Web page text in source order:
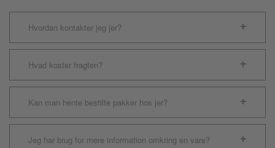
Hvordan kontakter jeg jer?
Hvad koster fragten?
Kan man hente bestilte pakker hos jer?
Jeg har brug for mere information omkring en vare?